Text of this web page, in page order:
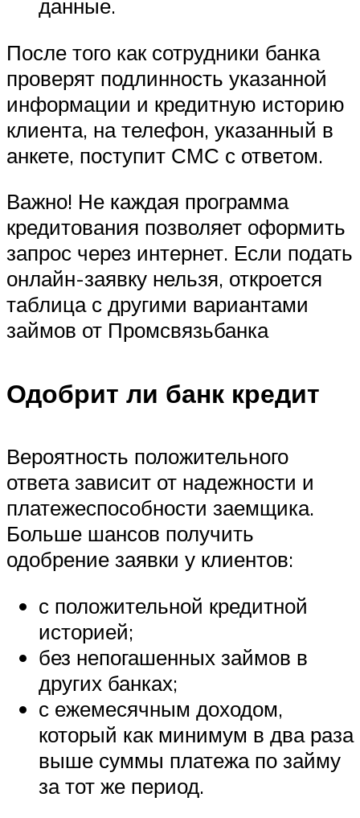
данные.
После того как сотрудники банка
проверят подлинность указанной
информации и кредитную историю
клиента, на телефон, указанный в
анкете, поступит СМС с ответом.
Важно! Не каждая программа
кредитования позволяет оформить
запрос через интернет. Если подать
онлайн-заявку нельзя, откроется
таблица с другими вариантами
займов от Промсвязьбанка
Одобрит ли банк кредит
Вероятность положительного
ответа зависит от надежности и
платежеспособности заемщика.
Больше шансов получить
одобрение заявки у клиентов:
с положительной кредитной
историей;
без непогашенных займов в
других банках;
с ежемесячным доходом,
который как минимум в два раза
выше суммы платежа по займу
за тот же период.